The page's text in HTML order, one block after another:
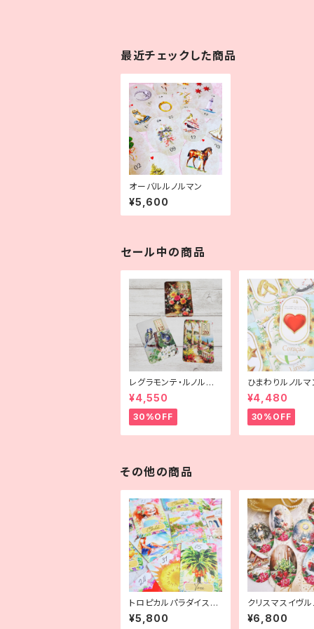
最近チェックした商品
オーバルルノルマン
¥5,600
セール中の商品
レグラモンテ・ルノルマ
ン
¥4,550
30%OFF
ひまわりルノルマ
¥4,480
30%OFF
その他の商品
トロピカルパラダイスル
ノルマン
¥5,800
クリスマスイヴ
ン
¥6,800